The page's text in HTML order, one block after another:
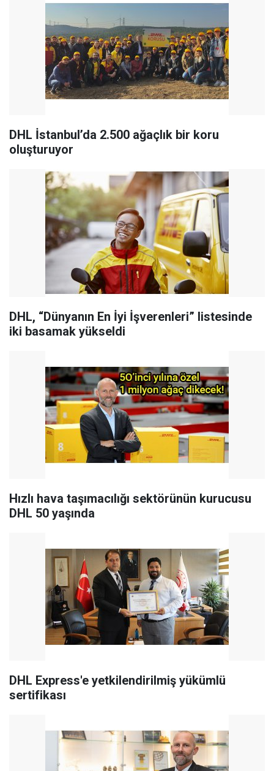
DHL İstanbul’da 2.500 ağaçlık bir koru
oluşturuyor
DHL, “Dünyanın En İyi İşverenleri” listesinde
iki basamak yükseldi
Hızlı hava taşımacılığı sektörünün kurucusu
DHL 50 yaşında
DHL Express'e yetkilendirilmiş yükümlü
sertifikası